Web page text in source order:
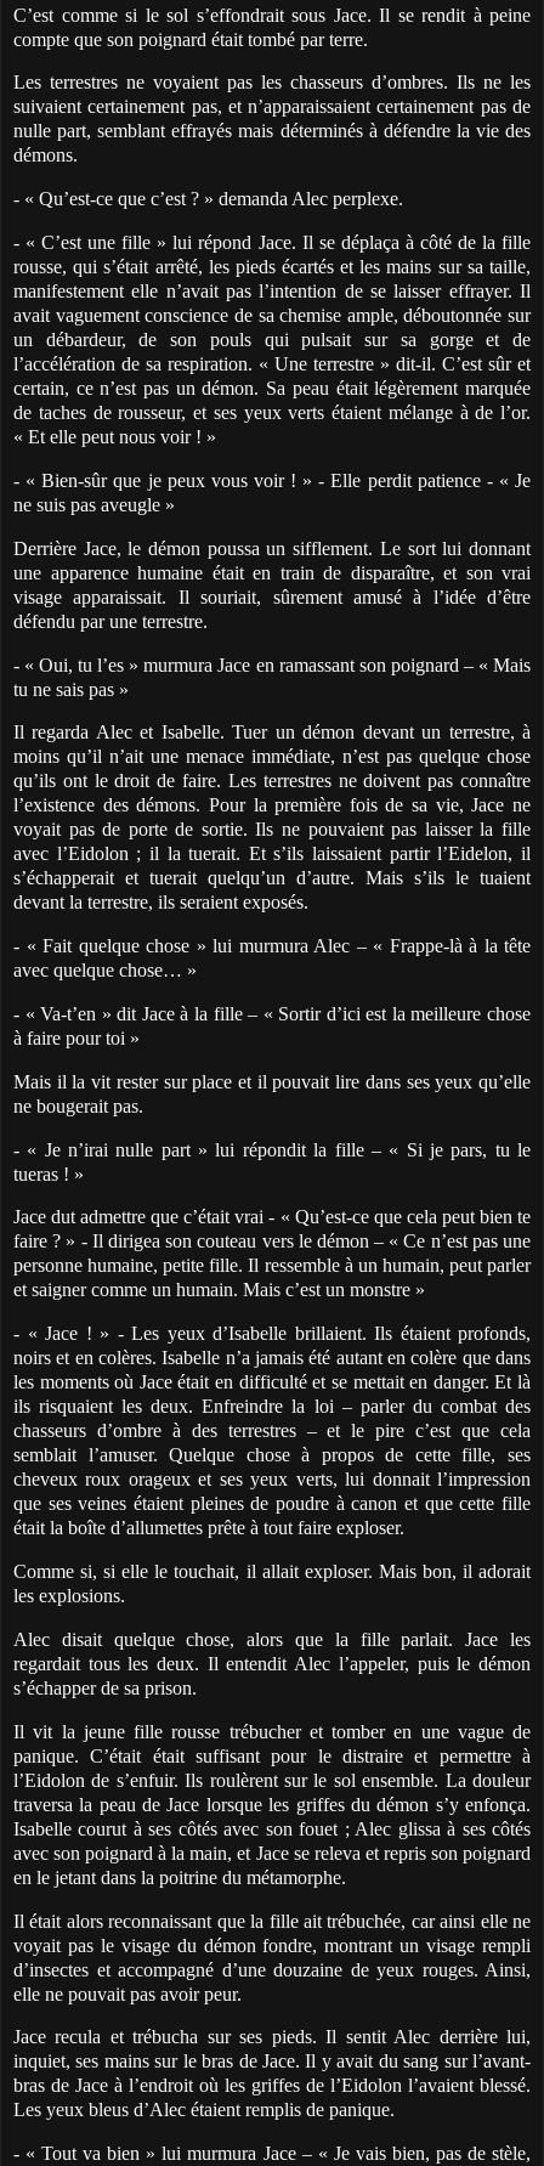
C’est comme si le sol s’effondrait sous Jace. Il se rendit à peine
compte que son poignard était tombé par terre.
Les terrestres ne voyaient pas les chasseurs d’ombres. Ils ne les
suivaient certainement pas, et n’apparaissaient certainement pas de
nulle part, semblant effrayés mais déterminés à défendre la vie des
démons.
- « Qu’est-ce que c’est ? » demanda Alec perplexe.
- « C’est une fille » lui répond Jace. Il se déplaça à côté de la fille
rousse, qui s’était arrêté, les pieds écartés et les mains sur sa taille,
manifestement elle n’avait pas l’intention de se laisser effrayer. Il
avait vaguement conscience de sa chemise ample, déboutonnée sur
un débardeur, de son pouls qui pulsait sur sa gorge et de
l’accélération de sa respiration. « Une terrestre » dit-il. C’est sûr et
certain, ce n’est pas un démon. Sa peau était légèrement marquée
de taches de rousseur, et ses yeux verts étaient mélange à de l’or.
« Et elle peut nous voir ! »
- « Bien-sûr que je peux vous voir ! » - Elle perdit patience - « Je
ne suis pas aveugle »
Derrière Jace, le démon poussa un sifflement. Le sort lui donnant
une apparence humaine était en train de disparaître, et son vrai
visage apparaissait. Il souriait, sûrement amusé à l’idée d’être
défendu par une terrestre.
- « Oui, tu l’es » murmura Jace en ramassant son poignard – « Mais
tu ne sais pas »
Il regarda Alec et Isabelle. Tuer un démon devant un terrestre, à
moins qu’il n’ait une menace immédiate, n’est pas quelque chose
qu’ils ont le droit de faire. Les terrestres ne doivent pas connaître
l’existence des démons. Pour la première fois de sa vie, Jace ne
voyait pas de porte de sortie. Ils ne pouvaient pas laisser la fille
avec l’Eidolon ; il la tuerait. Et s’ils laissaient partir l’Eidelon, il
s’échapperait et tuerait quelqu’un d’autre. Mais s’ils le tuaient
devant la terrestre, ils seraient exposés.
- « Fait quelque chose » lui murmura Alec – « Frappe-là à la tête
avec quelque chose… »
- « Va-t’en » dit Jace à la fille – « Sortir d’ici est la meilleure chose
à faire pour toi »
Mais il la vit rester sur place et il pouvait lire dans ses yeux qu’elle
ne bougerait pas.
- « Je n’irai nulle part » lui répondit la fille – « Si je pars, tu le
tueras ! »
Jace dut admettre que c’était vrai - « Qu’est-ce que cela peut bien te
faire ? » - Il dirigea son couteau vers le démon – « Ce n’est pas une
personne humaine, petite fille. Il ressemble à un humain, peut parler
et saigner comme un humain. Mais c’est un monstre »
- « Jace ! » - Les yeux d’Isabelle brillaient. Ils étaient profonds,
noirs et en colères. Isabelle n’a jamais été autant en colère que dans
les moments où Jace était en difficulté et se mettait en danger. Et là
ils risquaient les deux. Enfreindre la loi – parler du combat des
chasseurs d’ombre à des terrestres – et le pire c’est que cela
semblait l’amuser. Quelque chose à propos de cette fille, ses
cheveux roux orageux et ses yeux verts, lui donnait l’impression
que ses veines étaient pleines de poudre à canon et que cette fille
était la boîte d’allumettes prête à tout faire exploser.
Comme si, si elle le touchait, il allait exploser. Mais bon, il adorait
les explosions.
Alec disait quelque chose, alors que la fille parlait. Jace les
regardait tous les deux. Il entendit Alec l’appeler, puis le démon
s’échapper de sa prison.
Il vit la jeune fille rousse trébucher et tomber en une vague de
panique. C’était était suffisant pour le distraire et permettre à
l’Eidolon de s’enfuir. Ils roulèrent sur le sol ensemble. La douleur
traversa la peau de Jace lorsque les griffes du démon s’y enfonça.
Isabelle courut à ses côtés avec son fouet ; Alec glissa à ses côtés
avec son poignard à la main, et Jace se releva et repris son poignard
en le jetant dans la poitrine du métamorphe.
Il était alors reconnaissant que la fille ait trébuchée, car ainsi elle ne
voyait pas le visage du démon fondre, montrant un visage rempli
d’insectes et accompagné d’une douzaine de yeux rouges. Ainsi,
elle ne pouvait pas avoir peur.
Jace recula et trébucha sur ses pieds. Il sentit Alec derrière lui,
inquiet, ses mains sur le bras de Jace. Il y avait du sang sur l’avant-
bras de Jace à l’endroit où les griffes de l’Eidolon l’avaient blessé.
Les yeux bleus d’Alec étaient remplis de panique.
- « Tout va bien » lui murmura Jace – « Je vais bien, pas de stèle,